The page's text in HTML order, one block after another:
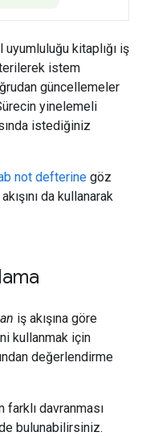
uyumluluğu kitaplığı iş
istem
güncellemeler
yinelemeli
istediğiniz
not defterine göz
da kullanarak
iş akışına göre
kullanmak için
değerlendirme
farklı davranması
bulunabilirsiniz.